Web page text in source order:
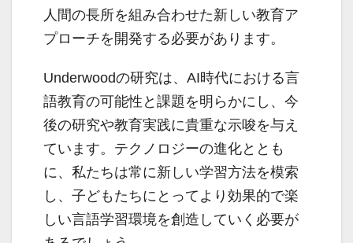
人間の長所を組み合わせた新しい教育ア
プローチを開発する必要があります。
Underwoodの研究は、AI時代における言
語教育の可能性と課題を明らかにし、今
後の研究や教育実践に貴重な示唆を与え
ています。テクノロジーの進化ととも
に、私たちは常に新しい学習方法を模索
し、子どもたちにとってより効果的で楽
しい言語学習環境を創造していく必要が